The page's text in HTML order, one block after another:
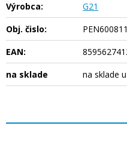
Výrobca:
G21
Obj. čislo:
EAN:
na sklade
na sklade